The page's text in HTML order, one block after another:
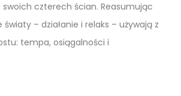
swoich czterech ścian. Reasumując
– działanie i relaks – używają z
tempa, osiągalności i